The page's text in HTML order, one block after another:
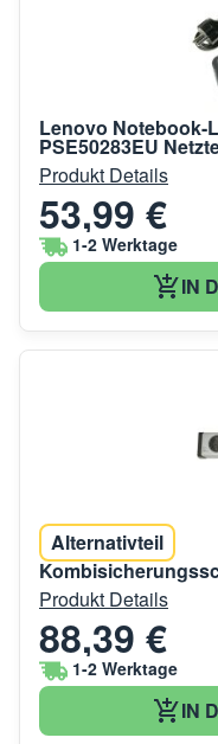
Lenovo Notebook-
PSE50283EU
Produkt Details
53,99 €
1-2 Werktage
IN
Alternativteil
Produkt Details
88,39 €
1-2 Werktage
IN